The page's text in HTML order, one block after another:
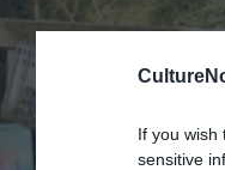
If you wish
sensitive